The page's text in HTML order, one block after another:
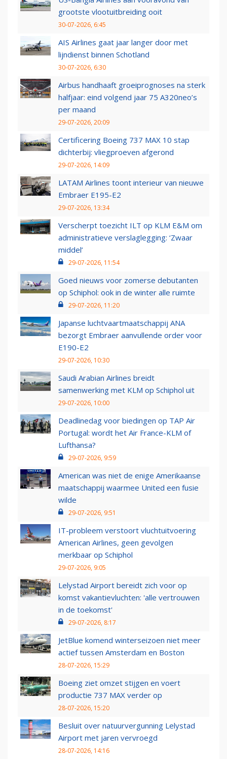
grootste vlootuitbreiding ooit
30-07-2026, 6:45
AIS Airlines gaat jaar langer door met
lijndienst binnen Schotland
30-07-2026, 6:30
Airbus handhaaft groeiprognoses na sterk
halfjaar: eind volgend jaar 75 A320neo’s
per maand
29-07-2026, 20:09
Certificering Boeing 737 MAX 10 stap
dichterbij: vliegproeven afgerond
29-07-2026, 14:09
LATAM Airlines toont interieur van nieuwe
Embraer E195-E2
29-07-2026, 13:34
Verscherpt toezicht ILT op KLM E&M om
administratieve verslaglegging: ‘Zwaar
middel’
29-07-2026, 11:54
Goed nieuws voor zomerse debutanten
op Schiphol: ook in de winter alle ruimte
29-07-2026, 11:20
Japanse luchtvaartmaatschappij ANA
bezorgt Embraer aanvullende order voor
E190-E2
29-07-2026, 10:30
Saudi Arabian Airlines breidt
samenwerking met KLM op Schiphol uit
29-07-2026, 10:00
Deadlinedag voor biedingen op TAP Air
Portugal: wordt het Air France-KLM of
Lufthansa?
29-07-2026, 9:59
American was niet de enige Amerikaanse
maatschappij waarmee United een fusie
wilde
29-07-2026, 9:51
IT-probleem verstoort vluchtuitvoering
American Airlines, geen gevolgen
merkbaar op Schiphol
29-07-2026, 9:05
Lelystad Airport bereidt zich voor op
komst vakantievluchten: 'alle vertrouwen
in de toekomst'
29-07-2026, 8:17
JetBlue komend winterseizoen niet meer
actief tussen Amsterdam en Boston
28-07-2026, 15:29
Boeing ziet omzet stijgen en voert
productie 737 MAX verder op
28-07-2026, 15:20
Besluit over natuurvergunning Lelystad
Airport met jaren vervroegd
28-07-2026, 14:16